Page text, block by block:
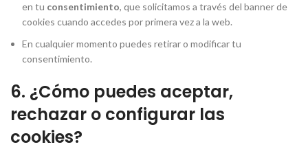
en tu consentimiento, que solicitamos a través del banner de
cookies cuando accedes por primera vez a la web.
En cualquier momento puedes retirar o modificar tu
consentimiento.
6. ¿Cómo puedes aceptar,
rechazar o configurar las
cookies?